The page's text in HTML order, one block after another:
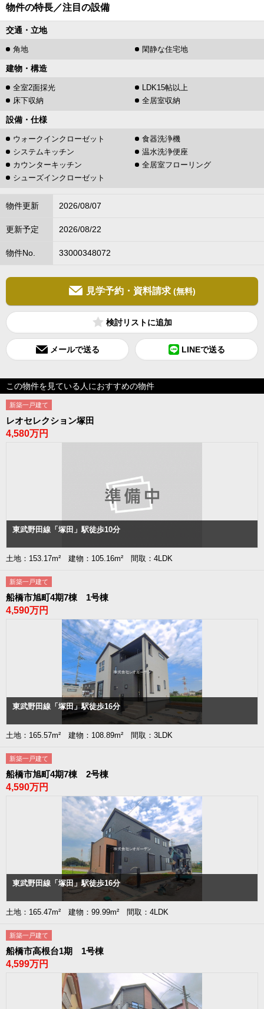
物件の特長／注目の設備
交通・立地
角地 閑静な住宅地
建物・構造
全室2面採光
LDK15帖以上
床下収納
全居室収納
設備・仕様
ウォークインクローゼット
食器洗浄機
システムキッチン
温水洗浄便座
カウンターキッチン
全居室フローリング
シューズインクローゼット
物件更新 2026/08/07
更新予定 2026/08/22
物件No. 33000348072
見学予約・資料請求 (無料)
検討リスト
メールで送る LINEで送る
この物件を見ている人におすすめの物件
新築一戸建て
レオセレクション塚田
4,580万円
東武野田線「塚田」駅徒歩10分
土地：153.17m² 建物：105.16m² 間取：4LDK
新築一戸建て
船橋市旭町4期7棟 1号棟
4,590万円
東武野田線「塚田」駅徒歩16分
土地：165.57m² 建物：108.89m² 間取：3LDK
新築一戸建て
船橋市旭町4期7棟 2号棟
4,590万円
東武野田線「塚田」駅徒歩16分
土地：165.47m² 建物：99.99m² 間取：4LDK
新築一戸建て
船橋市高根台1期 1号棟
4,599万円